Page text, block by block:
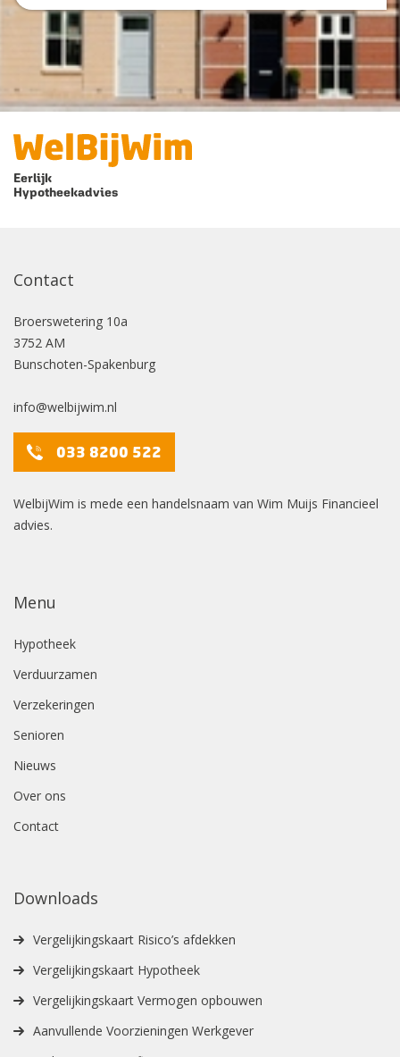
Eerlijk
Hypotheekadvies
Contact
Broerswetering 10a
3752 AM
Bunschoten-Spakenburg
info@welbijwim.nl
033 8200 522
WelbijWim is mede een handelsnaam van Wim Muijs Financieel
advies.
Menu
Hypotheek
Verduurzamen
Verzekeringen
Senioren
Nieuws
Over ons
Contact
Downloads
Vergelijkingskaart Risico’s afdekken
Vergelijkingskaart Hypotheek
Vergelijkingskaart Vermogen opbouwen
Aanvullende Voorzieningen Werkgever